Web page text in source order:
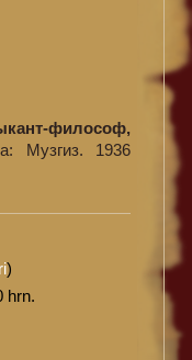
Музгиз. 1936
)
hrn.